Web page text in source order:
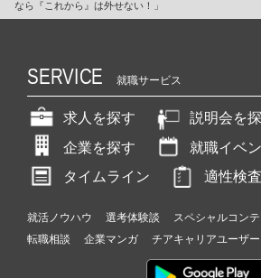
なら『これから』は外せない！」
SERVICE 就職サービス
求人を探す
説明会を
企業を探す
就職イベ
タイムライン
適性検査
就活ノウハウ 選考体験談 スペシャルコン
転職相談
企業マンガ チアキャリアユーザ